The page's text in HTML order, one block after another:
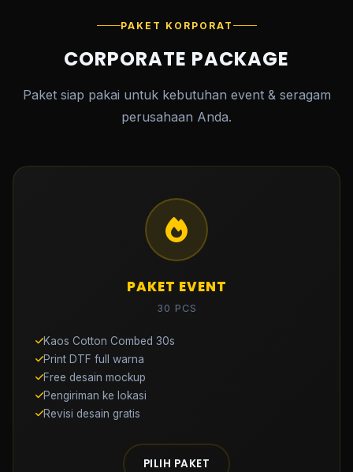
PAKET KORPORAT
CORPORATE PACKAGE
Paket siap pakai untuk kebutuhan event & seragam
perusahaan Anda.
PAKET EVENT
30 PCS
Kaos Cotton Combed 30s
Print DTF full warna
Free desain mockup
Pengiriman ke lokasi
Revisi desain gratis
PILIH PAKET